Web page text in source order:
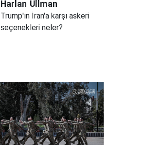
Harlan Ullman
Trump'ın İran'a karşı askeri
seçenekleri neler?